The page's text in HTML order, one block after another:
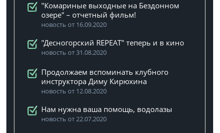
"Комариные выходные на Бездонном
озере" – отчетный фильм!
новость от 16.09.2020
"Десногорский REPEAT" теперь и в кино
новость от 31.08.2020
Продолжаем вспоминать клубного
инструктора Диму Кирюхина
новость от 12.08.2020
Нам нужна ваша помощь, водолазы
новость от 22.07.2020